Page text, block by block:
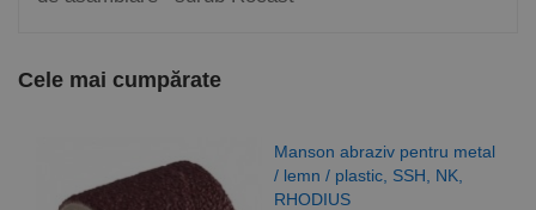
Cele mai cumpărate
Manson abraziv pentru metal
/ lemn / plastic, SSH, NK,
RHODIUS